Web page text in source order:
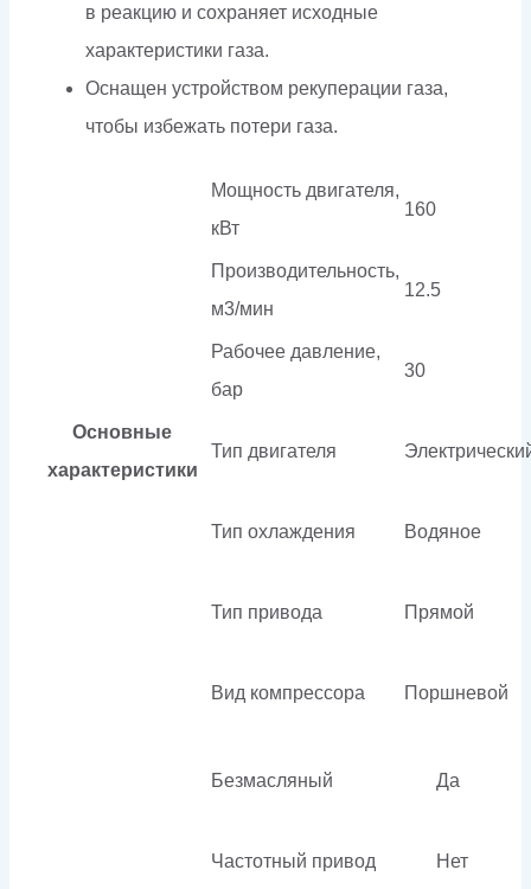
в реакцию и сохраняет исходные
характеристики газа.
Оснащен устройством рекуперации газа,
чтобы избежать потери газа.
Основные
характеристики
Мощность двигателя,
кВт
160
Производительность,
м3/мин
12.5
Рабочее давление,
бар
30
Тип двигателя
Тип охлаждения Водяное
Тип привода Прямой
Вид компрессора Поршневой
Безмасляный Да
Частотный привод Нет